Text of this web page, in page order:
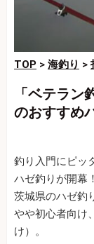
TOP > 海釣り >
「ベテラ
のおすすめ
釣り入門にピッ
ハゼ釣りが開幕
茨城県のハゼ
やや初心者向
け）。